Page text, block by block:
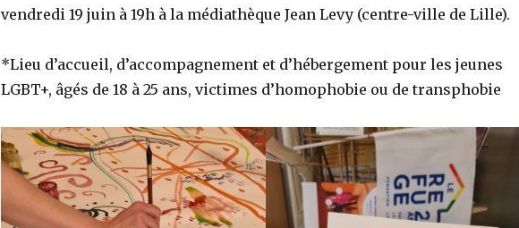
vendredi 19 juin à 19h à la médiathèque Jean Levy (centre-ville de Lille).
*Lieu d’accueil, d’accompagnement et d’hébergement pour les jeunes
LGBT+, âgés de 18 à 25 ans, victimes d’homophobie ou de transphobie